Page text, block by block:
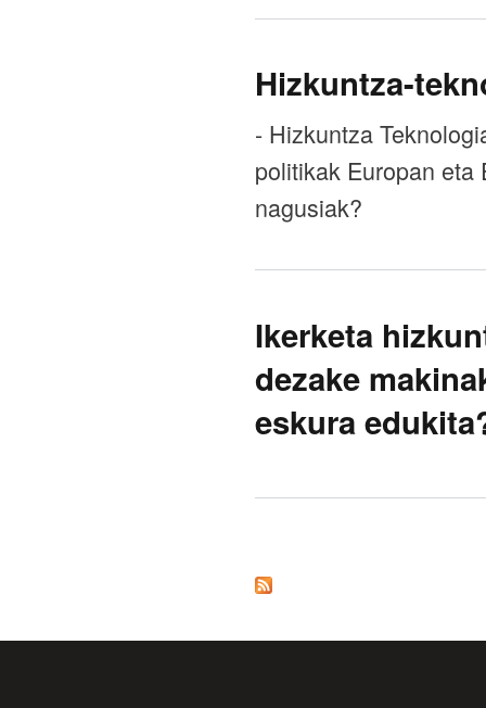
Hizkuntza-
- Hizkuntza
politikak Europan eta
nagusiak?
Ikerketa
dezake
eskura